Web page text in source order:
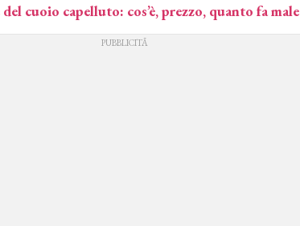
cuoio capelluto: cos’è, prezzo, quanto fa male